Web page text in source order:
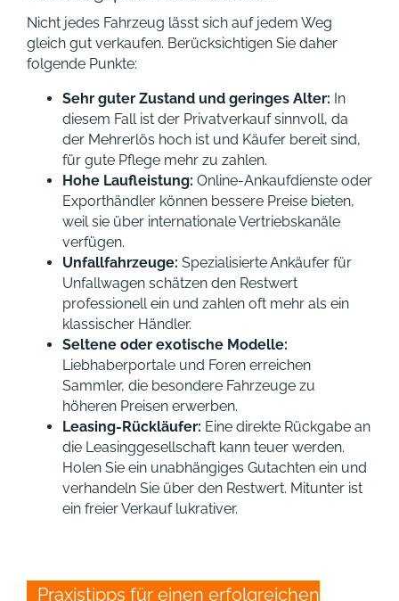
Nicht jedes Fahrzeug lässt sich auf jedem Weg
gleich gut verkaufen. Berücksichtigen Sie daher
folgende Punkte:
Sehr guter Zustand und geringes Alter: In
diesem Fall ist der Privatverkauf sinnvoll, da
der Mehrerlös hoch ist und Käufer bereit sind,
für gute Pflege mehr zu zahlen.
Hohe Laufleistung: Online-Ankaufdienste oder
Exporthändler können bessere Preise bieten,
weil sie über internationale Vertriebskanäle
verfügen.
Unfallfahrzeuge: Spezialisierte Ankäufer für
Unfallwagen schätzen den Restwert
professionell ein und zahlen oft mehr als ein
klassischer Händler.
Seltene oder exotische Modelle:
Liebhaberportale und Foren erreichen
Sammler, die besondere Fahrzeuge zu
höheren Preisen erwerben.
Leasing-Rückläufer: Eine direkte Rückgabe an
die Leasinggesellschaft kann teuer werden.
Holen Sie ein unabhängiges Gutachten ein und
verhandeln Sie über den Restwert. Mitunter ist
ein freier Verkauf lukrativer.
Praxistipps für einen erfolgreichen